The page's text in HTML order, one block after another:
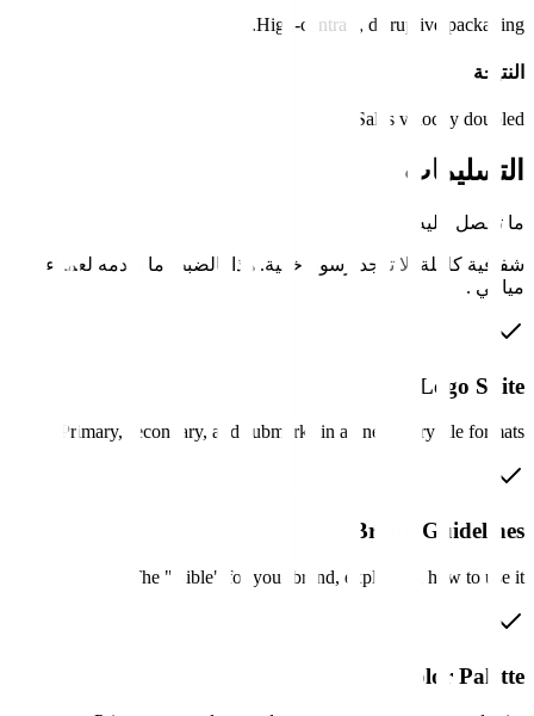
High-contrast, disruptive packaging.
النتيجة
Sales velocity doubled.
التسليمات
ما تحصل عليه
شفافية كاملة. لا توجد رسوم خفية. هذا بالضبط ما نقدمه لعملاء
ميامي .
Logo Suite
Primary, secondary, and submarks in all necessary file formats.
Brand Guidelines
The "Bible" for your brand, explaining how to use it.
Color Palette